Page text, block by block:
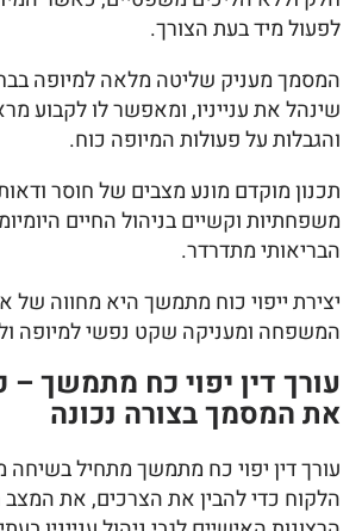
לפעול מיד בעת הצורך.
המסמך מעניק שליטה מלאה למיופה
שינהל את ענייניו, ומאפשר לו לקבוע
והגבלות על פעולות המיופה כוח.
תכנון מוקדם מונע מצבים של חוסר
משפחתיות וקשיים בניהול החיים
הבריאותי מתדרדר.
יצירת ייפוי כוח מתמשך היא מחווה של
המשפחה ומעניקה שקט נפשי למיופה
עורך דין יפוי כח מתמשך –
את המסמך בצורה נכונה
עורך דין יפוי כח מתמשך מתחיל
הלקוח כדי להבין את הצרכים, את